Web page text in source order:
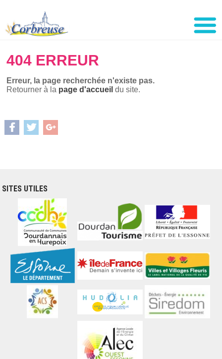
404 ERREUR
Erreur, la page recherchée n'existe pas.
Retourner à la page d'accueil du site.
SITES UTILES